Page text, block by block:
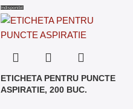
Indisponibil
ETICHETA PENTRU PUNCTE
ASPIRATIE, 200 BUC.